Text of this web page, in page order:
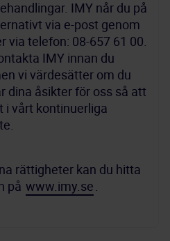
via telefon: 08-657 61 00.
IMY innan du
vi värdesätter om du
dina åsikter för oss så att
i vårt kontinuerliga
rättigheter kan du hitta
på www.imy.se.